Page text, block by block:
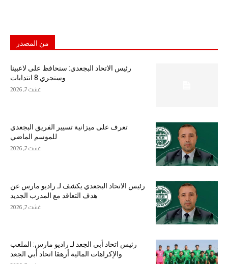
من المصدر
رئيس الاتحاد البجعدي: سنحافظ على لاعبينا
وسنجري 8 انتدابات
غشت 7, 2026
تعرف على ميزانية تسيير الفريق البجعدي
للموسم الماضي
غشت 7, 2026
رئيس الاتحاد البجعدي يكشف لـ راديو مارس عن
هدف التعاقد مع المدرب الجديد
غشت 7, 2026
رئيس اتحاد أبي الجعد لـ راديو مارس: الملعب
والإكراهات المالية أرهقا اتحاد أبي الجعد